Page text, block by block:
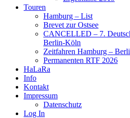
Touren
Hamburg – List
Brevet zur Ostsee
CANCELLED – 7.
Berlin-Köln
Zeitfahren Hamburg –
Permanenten RTF 2026
HaLaRa
Info
Kontakt
Impressum
Datenschutz
Log In